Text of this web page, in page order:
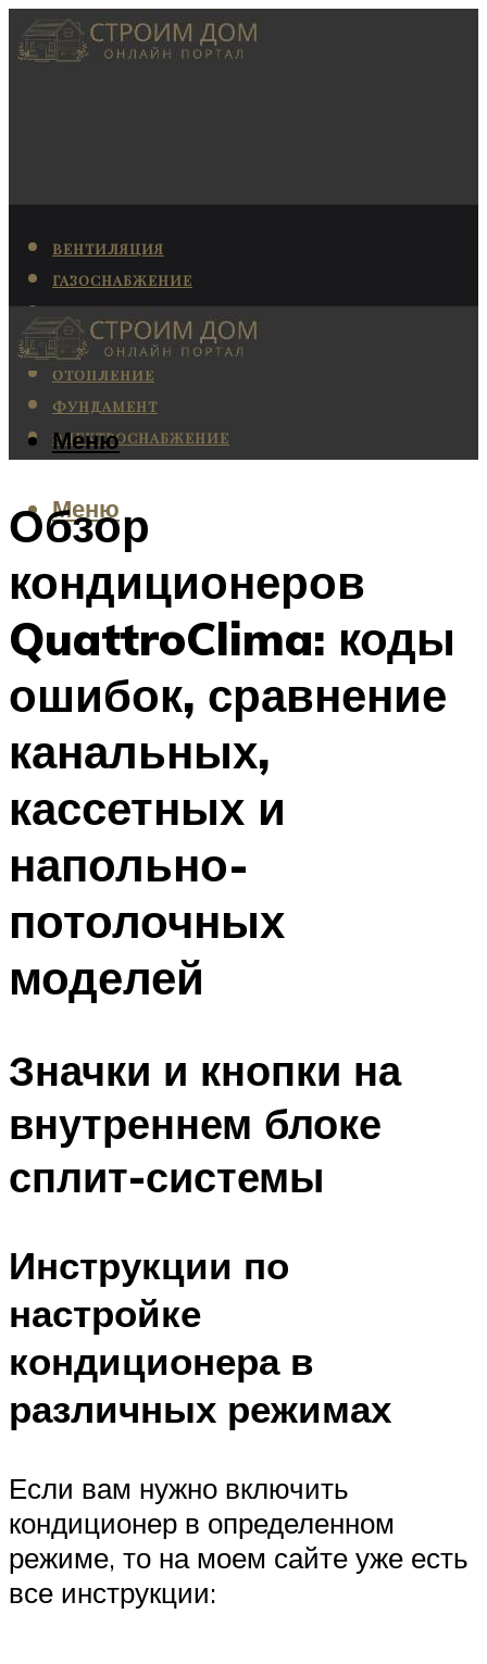
ВЕНТИЛЯЦИЯ
ГАЗОСНАБЖЕНИЕ
КАНАЛИЗАЦИЯ
КОНДИЦИОНИРОВАНИЕ
ОТОПЛЕНИЕ
ФУНДАМЕНТ
ЭЛЕКТРОСНАБЖЕНИЕ
Меню
Меню
Обзор
кондиционеров
QuattroClima: коды
ошибок, сравнение
канальных,
кассетных и
напольно-
потолочных
моделей
Значки и кнопки на
внутреннем блоке
сплит-системы
Инструкции по
настройке
кондиционера в
различных режимах
Если вам нужно включить
кондиционер в определенном
режиме, то на моем сайте уже есть
все инструкции: